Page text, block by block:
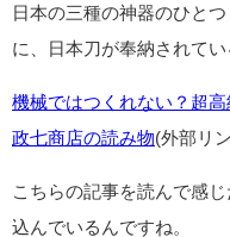
日本の三種の神器のひと
に、日本刀が奉納されてい
機械ではつくれない？超
政七商店の読み物(外部リン
こちらの記事を読んで感
込んでいるんですね。